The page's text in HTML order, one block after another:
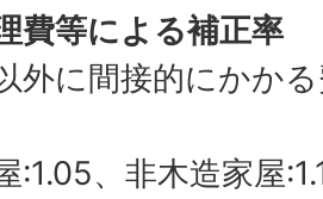
費等による補正率
外に間接的にかか
:1.05、非木造家屋